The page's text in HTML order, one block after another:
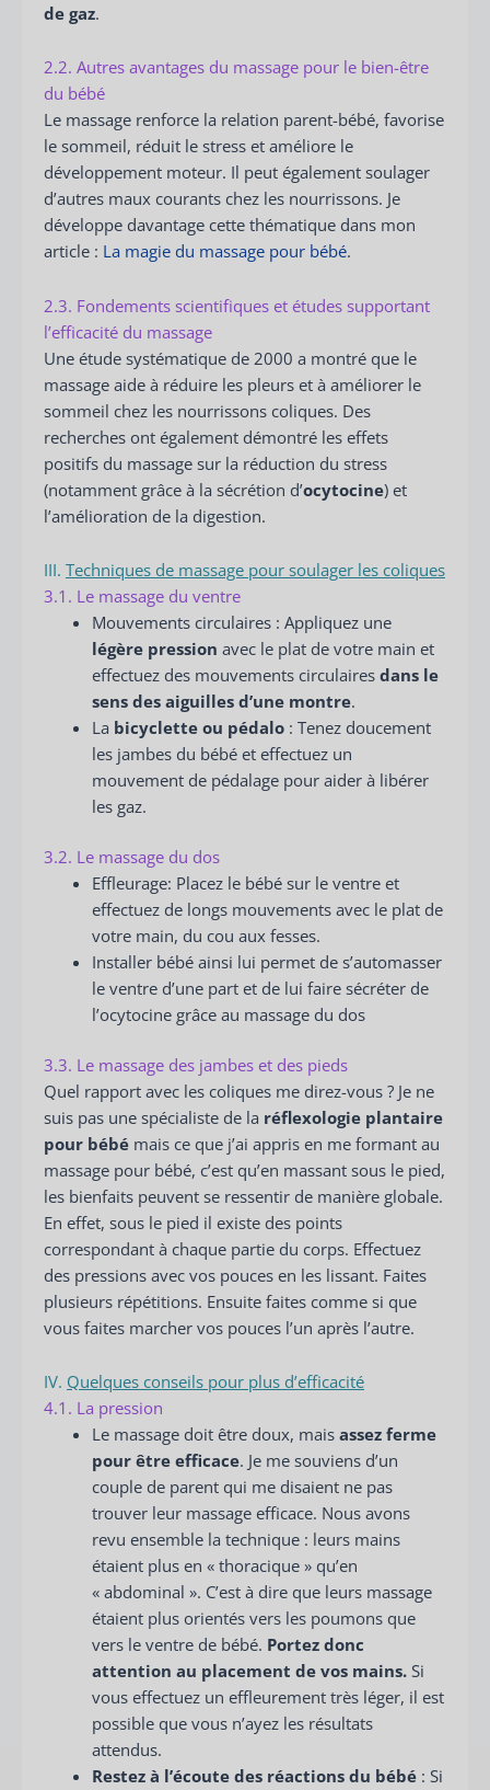
de gaz.
2.2. Autres avantages du massage pour le bien-être
du bébé
Le massage renforce la relation parent-bébé, favorise
le sommeil, réduit le stress et améliore le
développement moteur. Il peut également soulager
d’autres maux courants chez les nourrissons. Je
développe davantage cette thématique dans mon
article : La magie du massage pour bébé.
2.3. Fondements scientifiques et études supportant
l’efficacité du massage
Une étude systématique de 2000 a montré que le
massage aide à réduire les pleurs et à améliorer le
sommeil chez les nourrissons coliques. Des
recherches ont également démontré les effets
positifs du massage sur la réduction du stress
(notamment grâce à la sécrétion d’ocytocine) et
l’amélioration de la digestion.
III. Techniques de massage pour soulager les coliques
3.1. Le massage du ventre
Mouvements circulaires : Appliquez une
légère pression avec le plat de votre main et
effectuez des mouvements circulaires dans le
sens des aiguilles d’une montre.
La bicyclette ou pédalo: Tenez doucement
les jambes du bébé et effectuez un
mouvement de pédalage pour aider à libérer
les gaz.
3.2. Le massage du dos
Effleurage: Placez le bébé sur le ventre et
effectuez de longs mouvements avec le plat de
votre main, du cou aux fesses.
Installer bébé ainsi lui permet de s’automasser
le ventre d’une part et de lui faire sécréter de
l’ocytocine grâce au massage du dos
3.3. Le massage des jambes et des pieds
Quel rapport avec les coliques me direz-vous ? Je ne
suis pas une spécialiste de la réflexologie plantaire
pour bébé mais ce que j’ai appris en me formant au
massage pour bébé, c’est qu’en massant sous le pied,
les bienfaits peuvent se ressentir de manière globale.
En effet, sous le pied il existe des points
correspondant à chaque partie du corps. Effectuez
des pressions avec vos pouces en les lissant. Faites
plusieurs répétitions. Ensuite faites comme si que
vous faites marcher vos pouces l’un après l’autre.
IV. Quelques conseils pour plus d’efficacité
4.1. La pression
Le massage doit être doux, mais assez ferme
pour être efficace. Je me souviens d’un
couple de parent qui me disaient ne pas
trouver leur massage efficace. Nous avons
revu ensemble la technique : leurs mains
étaient plus en « thoracique » qu’en
« abdominal ». C’est à dire que leurs massage
étaient plus orientés vers les poumons que
vers le ventre de bébé. Portez donc
attention au placement de vos mains. Si
vous effectuez un effleurement très léger, il est
possible que vous n’ayez les résultats
attendus.
Restez à l’écoute des réactions du bébé: Si